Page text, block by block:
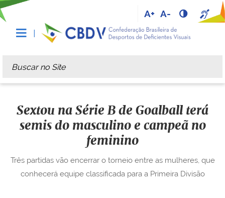
A+ A-
Busca
Busca Avançada…
Sextou na Série B de Goalball terá
semis do masculino e campeã no
feminino
Três partidas vão encerrar o torneio entre as mulheres, que
conhecerá equipe classificada para a Primeira Divisão